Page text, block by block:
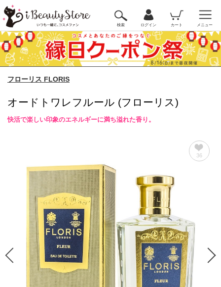
検索 ログイン カート メニュー
フローリス FLORIS
オードトワレフルール (フローリス)
快活で楽しい印象のエネルギーに満ち溢れた香り。
36